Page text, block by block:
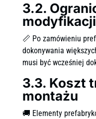
3.2.
📏 Po zamówieniu
dokonywania
musi być wcześniej
3.3. Koszt
montażu
🚚 Elementy